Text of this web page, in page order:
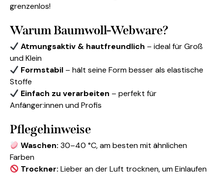
grenzenlos!
Warum Baumwoll-Webware?
Atmungsaktiv & hautfreundlich – ideal für Groß
und Klein
Formstabil – hält seine Form besser als elastische
Stoffe
Einfach zu verarbeiten – perfekt für
Anfänger:innen und Profis
Pflegehinweise
Waschen: 30–40 °C, am besten mit ähnlichen
Farben
Trockner: Lieber an der Luft trocknen, um Einlaufen